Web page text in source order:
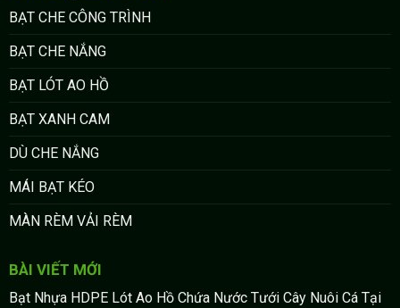
BẠT CHE CÔNG TRÌNH
BẠT CHE NẮNG
BẠT LÓT AO HỒ
BẠT XANH CAM
DÙ CHE NẮNG
MÁI BẠT KÉO
MÀN RÈM VẢI RÈM
BÀI VIẾT MỚI
Bạt Nhựa HDPE Lót Ao Hồ Chứa Nước Tưới Cây Nuôi Cá Tại